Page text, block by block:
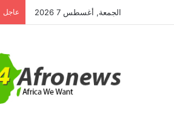
الجمعة, أغسطس 7 2026 عاجل